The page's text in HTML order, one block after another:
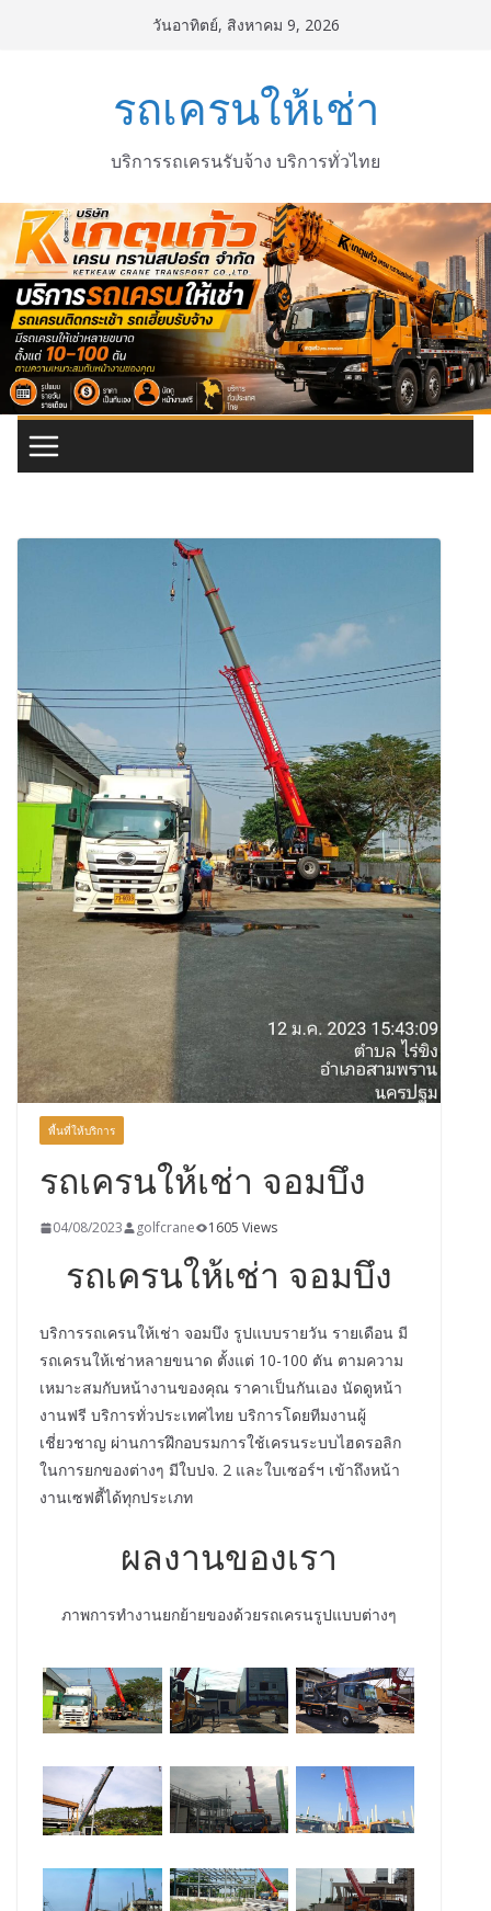
วันอาทิตย์, สิงหาคม 9, 2026
รถเครนให้เช่า
บริการรถเครนรับจ้าง บริการทั่วไทย
พื้นที่ให้บริการ
รถเครนให้เช่า จอมบึง
04/08/2023 golfcrane 1605 Views
รถเครนให้เช่า จอมบึง
บริการรถเครนให้เช่า จอมบึง รูปแบบรายวัน รายเดือน มี
รถเครนให้เช่าหลายขนาด ตั้งแต่ 10-100 ตัน ตามความ
เหมาะสมกับหน้างานของคุณ ราคาเป็นกันเอง นัดดูหน้า
งานฟรี บริการทั่วประเทศไทย บริการโดยทีมงานผู้
เชี่ยวชาญ ผ่านการฝึกอบรมการใช้เครนระบบไฮดรอลิก
ในการยกของต่างๆ มีใบปจ. 2 และใบเซอร์ฯ เข้าถึงหน้า
งานเซฟตี้ได้ทุกประเภท
ผลงานของเรา
ภาพการทำงานยกย้ายของด้วยรถเครนรูปแบบต่างๆ